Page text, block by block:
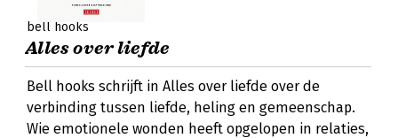
bell hooks
Alles over liefde
Bell hooks schrijft in Alles over liefde over de
verbinding tussen liefde, heling en gemeenschap.
Wie emotionele wonden heeft opgelopen in relaties,